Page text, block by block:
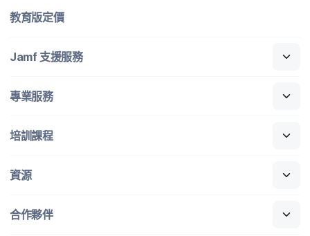
教育版定​價
Jamf 支援​服務
專業​服務
培訓​課程
資源
合作​夥伴